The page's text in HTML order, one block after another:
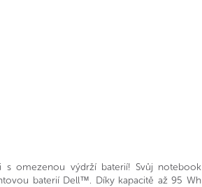
s omezenou výdrží baterií! Svůj notebook
baterií Dell™. Díky kapacitě až 95 Wh